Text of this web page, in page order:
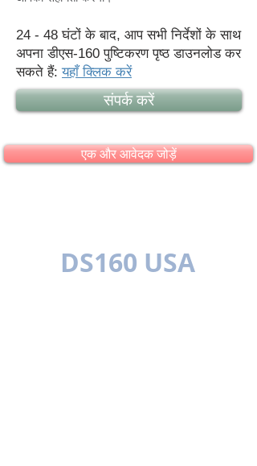
24 - 48 घंटों के बाद, आप सभी निर्देशों के साथ
अपना डीएस-160 पुष्टिकरण पृष्ठ डाउनलोड कर
सकते हैं:यहाँ क्लिक करें
संपर्क करें
एक और आवेदक जोड़ें
DS160 USA